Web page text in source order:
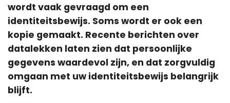
wordt vaak gevraagd om een
identiteitsbewijs. Soms wordt er ook een
kopie gemaakt. Recente berichten over
datalekken laten zien dat persoonlijke
gegevens waardevol zijn, en dat zorgvuldig
omgaan met uw identiteitsbewijs belangrijk
blijft.